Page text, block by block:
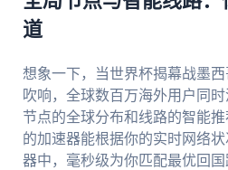
道
想象一下，当世界杯揭幕战墨
吹响，全球数百万海外用户同时
节点的全球分布和线路的智能
的加速器能根据你的实时网络
器中，毫秒级为你匹配最优回